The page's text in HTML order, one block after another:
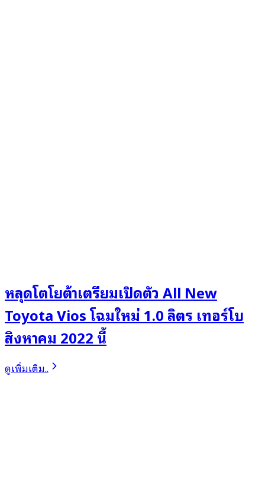
หลุดโตโยต้าเตรียมเปิดตัว All New
Toyota Vios โฉมใหม่ 1.0 ลิตร เทอร์โบ
สิงหาคม 2022 นี้
ดูเพิ่มเติม..